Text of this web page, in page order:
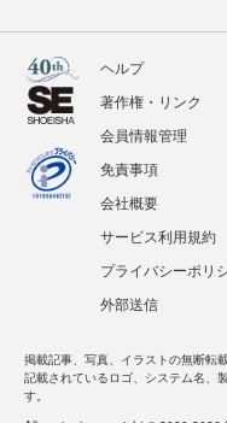
ヘルプ
著作権・リンク
会員情報管理
免責事項
会社概要
サービス利用規約
プライバシーポリ
外部送信
掲載記事、写真、イラストの無断転
記載されているロゴ、システム名、
す。